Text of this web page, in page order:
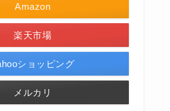
Amazon
楽天市場
ショッピング
メルカリ